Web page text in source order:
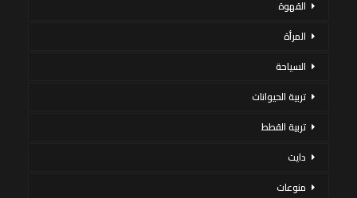
القهوة
المرأة
السياحة
تربية الحيوانات
تربية القطط
دايت
منوعات